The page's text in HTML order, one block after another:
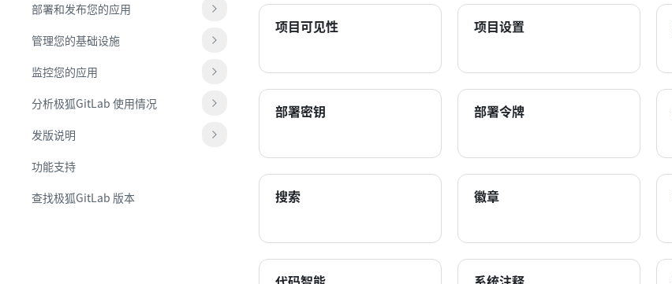
部署和发布您的应用
管理您的基础设施
监控您的应用
分析极狐GitLab 使用情况
发版说明
功能支持
查找极狐GitLab 版本
项目可见性 项目设置
部署密钥 部署令牌
搜索 徽章